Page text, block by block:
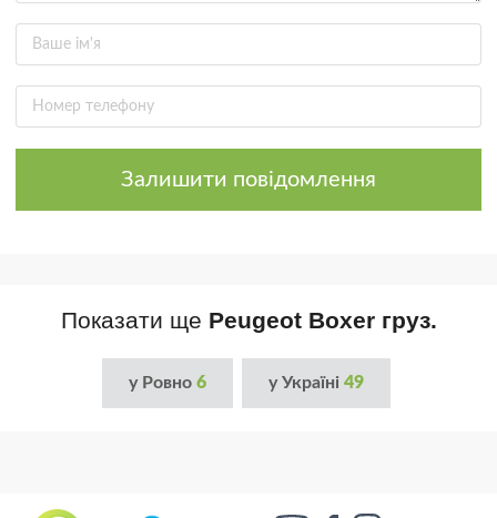
Залишити повідомлення
Показати ще Peugeot Boxer груз.
у Ровно 6 у Україні 49